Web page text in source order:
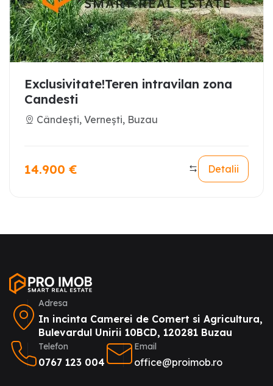
Exclusivitate!Teren intravilan zona
Candesti
Cândești, Vernești, Buzau
14.900 € Detalii
Adresa
In incinta Camerei de Comert si Agricultura,
Bulevardul Unirii 10BCD, 120281 Buzau
Telefon
0767 123 004
Email
office@proimob.ro